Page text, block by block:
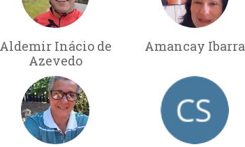
Aldemir Inácio de
Azevedo
Amancay Ibarra